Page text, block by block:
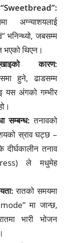
“Sweetbread”:
अग्न्याशयलाई
भनिन्थ्यो, जबसम्म
भएको थिएन।
कारण:
हुने, ढाडसम्म
यस अंगको गम्भीर
सम्बन्ध: तनावको
स्राव घट्छ –
दीर्घकालीन तनाव
ले मधुमेह
रातको समयमा
मा जान्छ,
भारी भोजन